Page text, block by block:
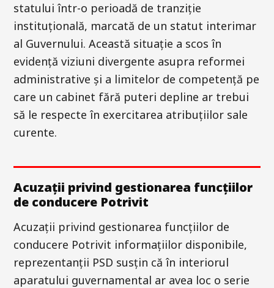
statului într-o perioadă de tranziție
instituțională, marcată de un statut interimar
al Guvernului. Această situație a scos în
evidență viziuni divergente asupra reformei
administrative și a limitelor de competență pe
care un cabinet fără puteri depline ar trebui
să le respecte în exercitarea atribuțiilor sale
curente.
Acuzații privind gestionarea funcțiilor
de conducere Potrivit
Acuzații privind gestionarea funcțiilor de
conducere Potrivit informațiilor disponibile,
reprezentanții PSD susțin că în interiorul
aparatului guvernamental ar avea loc o serie